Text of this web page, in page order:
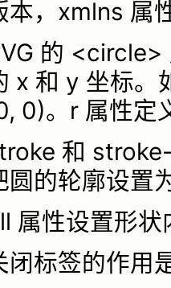
本，xmlns 属
的 <circle>
x 和 y 坐标。
0)。r 属性定
和
圆的轮廓设置
属性设置形状
闭标签的作用